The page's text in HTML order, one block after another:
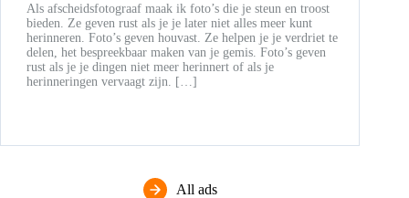
Als afscheidsfotograaf maak ik foto’s die je steun en troost
bieden. Ze geven rust als je je later niet alles meer kunt
herinneren. Foto’s geven houvast. Ze helpen je je verdriet te
delen, het bespreekbaar maken van je gemis. Foto’s geven
rust als je je dingen niet meer herinnert of als je
herinneringen vervaagt zijn. […]
All ads